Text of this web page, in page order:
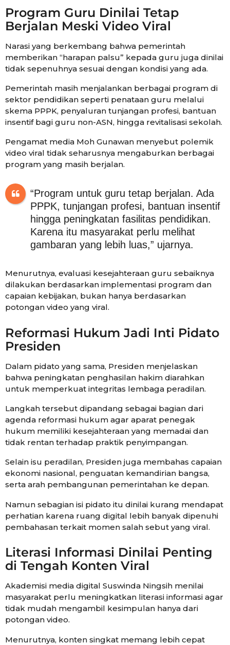
Program Guru Dinilai Tetap
Berjalan Meski Video Viral
Narasi yang berkembang bahwa pemerintah
memberikan “harapan palsu” kepada guru juga dinilai
tidak sepenuhnya sesuai dengan kondisi yang ada.
Pemerintah masih menjalankan berbagai program di
sektor pendidikan seperti penataan guru melalui
skema PPPK, penyaluran tunjangan profesi, bantuan
insentif bagi guru non-ASN, hingga revitalisasi sekolah.
Pengamat media Moh Gunawan menyebut polemik
video viral tidak seharusnya mengaburkan berbagai
program yang masih berjalan.
“Program untuk guru tetap berjalan. Ada
PPPK, tunjangan profesi, bantuan insentif
hingga peningkatan fasilitas pendidikan.
Karena itu masyarakat perlu melihat
gambaran yang lebih luas,” ujarnya.
Menurutnya, evaluasi kesejahteraan guru sebaiknya
dilakukan berdasarkan implementasi program dan
capaian kebijakan, bukan hanya berdasarkan
potongan video yang viral.
Reformasi Hukum Jadi Inti Pidato
Presiden
Dalam pidato yang sama, Presiden menjelaskan
bahwa peningkatan penghasilan hakim diarahkan
untuk memperkuat integritas lembaga peradilan.
Langkah tersebut dipandang sebagai bagian dari
agenda reformasi hukum agar aparat penegak
hukum memiliki kesejahteraan yang memadai dan
tidak rentan terhadap praktik penyimpangan.
Selain isu peradilan, Presiden juga membahas capaian
ekonomi nasional, penguatan kemandirian bangsa,
serta arah pembangunan pemerintahan ke depan.
Namun sebagian isi pidato itu dinilai kurang mendapat
perhatian karena ruang digital lebih banyak dipenuhi
pembahasan terkait momen salah sebut yang viral.
Literasi Informasi Dinilai Penting
di Tengah Konten Viral
Akademisi media digital Suswinda Ningsih menilai
masyarakat perlu meningkatkan literasi informasi agar
tidak mudah mengambil kesimpulan hanya dari
potongan video.
Menurutnya, konten singkat memang lebih cepat